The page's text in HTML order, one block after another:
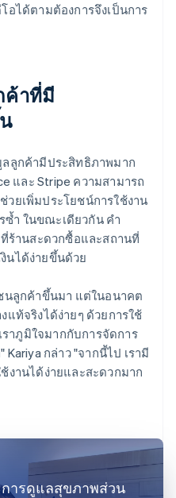
อได้ตามต้องการจึงเป็นการ
ค้าที่มี
ลูกค้ามีประสิทธิภาพมาก
และ Stripe ความสามารถ
ยเพิ่มประโยชน์การใช้งาน
ำ ในขณะเดียวกัน คำ
ร้านสะดวกซื้อและสถานที่
นได้ง่ายขึ้นด้วย
นลูกค้าขึ้นมา แต่ในอนาคต
แท้จริงได้ง่ายๆ ด้วยการใช้
าภูมิใจมากกับการจัดการ
กล่าว "จากนี้ไป เรามี
งานได้ง่ายและสะดวกมาก
ารดูแลสุขภาพส่วน